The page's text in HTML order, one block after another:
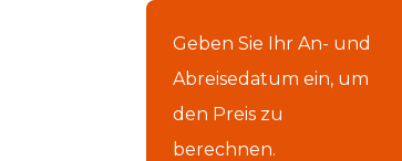
Geben Sie Ihr An- und
Abreisedatum ein, um
den Preis zu
berechnen.